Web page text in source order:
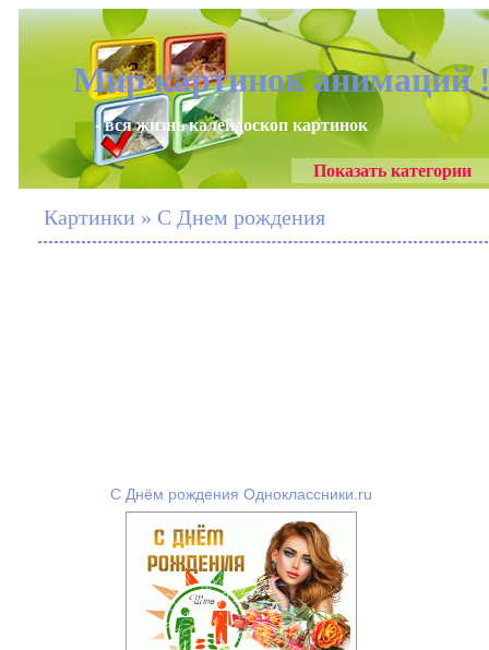
Мир картинок анимаций
- вся жизнь калейдоскоп картинок
Показать категории
Картинки » С Днем рождения
С Днём рождения Одноклассники.ru